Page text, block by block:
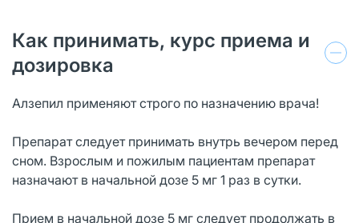
Как принимать, курс приема и
дозировка
Алзепил применяют строго по назначению врача!
Препарат следует принимать внутрь вечером перед
сном. Взрослым и пожилым пациентам препарат
назначают в начальной дозе 5 мг 1 раз в сутки.
Прием в начальной дозе 5 мг следует продолжать в